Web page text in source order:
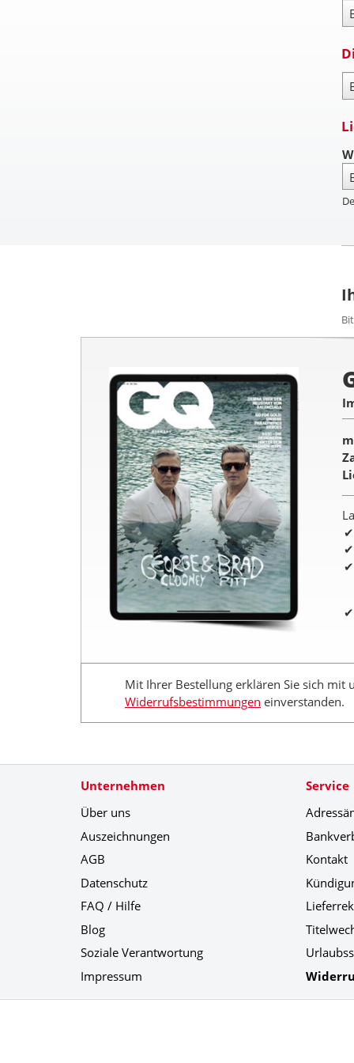
Mit Ihrer Bestellung erklären Sie sich mit
Widerrufsbestimmungen einverstanden.
Unternehmen
Über uns
Auszeichnungen
AGB
Datenschutz
FAQ / Hilfe
Blog
Soziale Verantwortung
Impressum
Service
Kontakt